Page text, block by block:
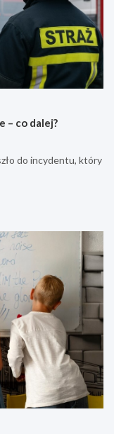
– co dalej?
do incydentu, który